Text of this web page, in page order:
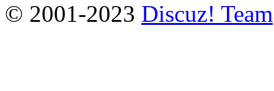
© 2001-2023 Discuz! Team